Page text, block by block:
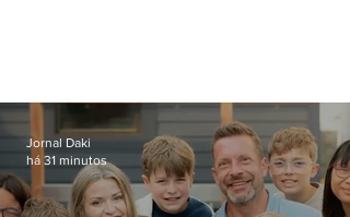
Jornal Daki
há 31 minutos